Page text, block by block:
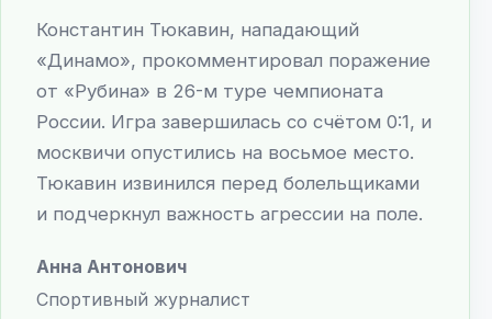
Константин Тюкавин, нападающий
«Динамо», прокомментировал поражение
от «Рубина» в 26-м туре чемпионата
России. Игра завершилась со счётом 0:1, и
москвичи опустились на восьмое место.
Тюкавин извинился перед болельщиками
и подчеркнул важность агрессии на поле.
Анна Антонович
Спортивный журналист